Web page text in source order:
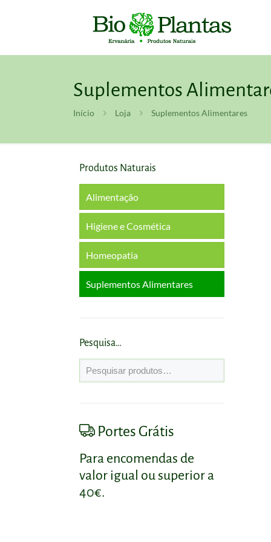
Suplementos
Início Loja Suplementos Alimentares
Produtos Naturais
Alimentação
Higiene e Cosmética
Boca
Cabelo
Rosto
Homeopatia
Suplementos Alimentares
Circulação e Veias
Coração e Colesterol
Digestão e Trânsito
Emagrecimento
Energia
Pesquisa…
Portes Grátis
Para encomendas de
valor igual ou superior a
40€.